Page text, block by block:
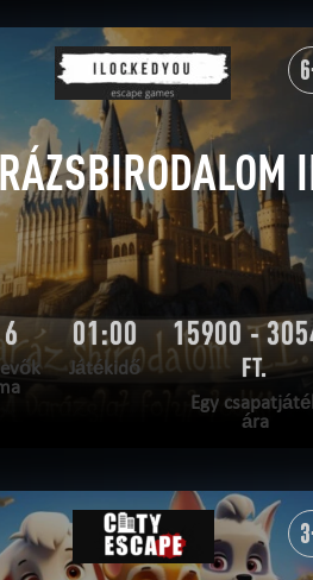
SZABADULNI AKAROK | TELJESÍTVE
01:00
Játékidő
15900 -
FT.
Egy
ára
SZABADULNI AKAROK TELJESÍTVE